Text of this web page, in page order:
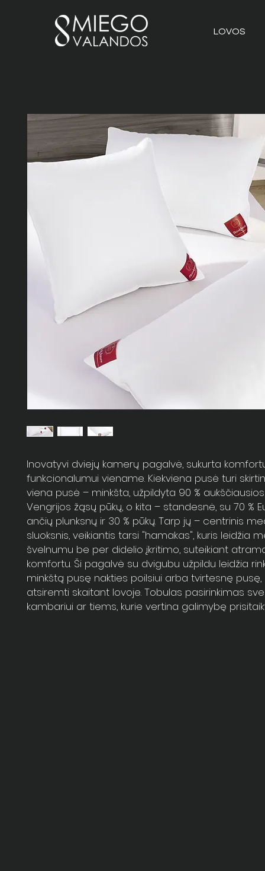
LOVOS
Inovatyvi dviejų kamerų pagalvė, sukurta
funkcionalumui viename. Kiekviena pusė turi
viena pusė – minkšta, užpildyta 90 %
Vengrijos žąsų pūkų, o kita – standesnė, su 70 %
ančių plunksnų ir 30 % pūkų. Tarp jų – centrinis
sluoksnis, veikiantis tarsi "hamakas", kuris leidžia
švelnumu be per didelio įkritimo, suteikiant
komfortu. Ši pagalvė su dvigubu užpildu leidžia
minkštą pusę nakties poilsiui arba tvirtesnę pusę,
atsiremti skaitant lovoje. Tobulas pasirinkimas
kambariui ar tiems, kurie vertina galimybę